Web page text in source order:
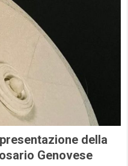
della
Genovese